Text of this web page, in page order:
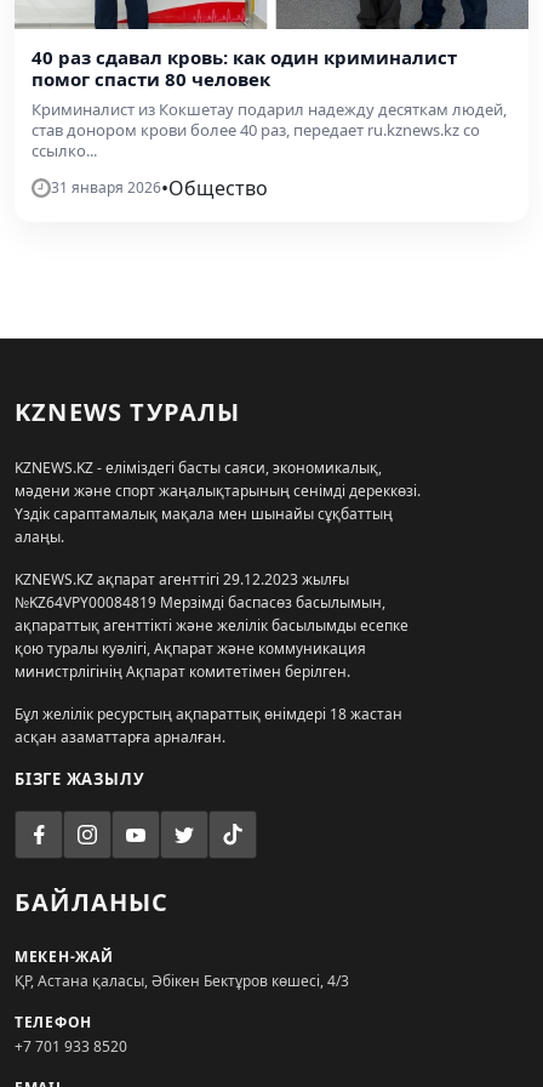
40 раз сдавал кровь: как один криминалист
помог спасти 80 человек
Криминалист из Кокшетау подарил надежду десяткам людей,
став донором крови более 40 раз, передает ru.kznews.kz со
ссылко...
31 января 2026•Общество
KZNEWS ТУРАЛЫ
KZNEWS.KZ - еліміздегі басты саяси, экономикалық,
мәдени және спорт жаңалықтарының сенімді дереккөзі.
Үздік сараптамалық мақала мен шынайы сұқбаттың
алаңы.
KZNEWS.KZ ақпарат агенттігі 29.12.2023 жылғы
№KZ64VPY00084819 Мерзімді баспасөз басылымын,
ақпараттық агенттікті және желілік басылымды есепке
қою туралы куәлігі, Ақпарат және коммуникация
министрлігінің Ақпарат комитетімен берілген.
Бұл желілік ресурстың ақпараттық өнімдері 18 жастан
асқан азаматтарға арналған.
БІЗГЕ ЖАЗЫЛУ
БАЙЛАНЫС
МЕКЕН-ЖАЙ
ҚР, Астана қаласы, Әбікен Бектұров көшесі, 4/3
ТЕЛЕФОН
+7 701 933 8520